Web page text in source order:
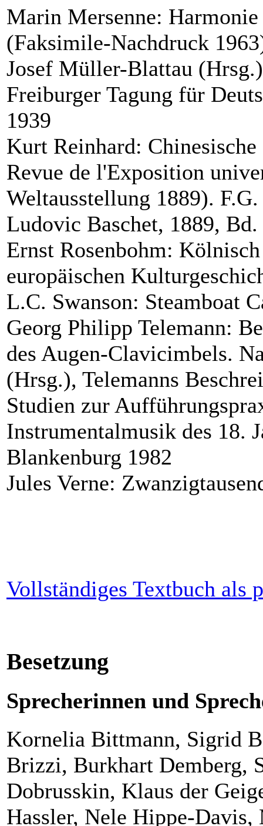
Marin Mersenne:
(Faksimile-Nachdruck
Josef Müller-Blattau
Freiburger Tagung für
1939
Kurt Reinhard:
Revue de l'Exposition
Weltausstellung 1889).
Ludovic Baschet, 1889,
Ernst Rosenbohm:
europäischen
L.C. Swanson: Steamboat
Georg Philipp Telemann:
des Augen-Clavicimbels.
(Hrsg.), Telemanns
Studien zur
Instrumentalmusik des 18.
Blankenburg 1982
Jules Verne:
Vollständiges Textbuch als
Besetzung
Sprecherinnen und
Kornelia Bittmann, Sigrid
Brizzi, Burkhart Demberg,
Dobrusskin, Klaus der
Hassler, Nele Hippe-